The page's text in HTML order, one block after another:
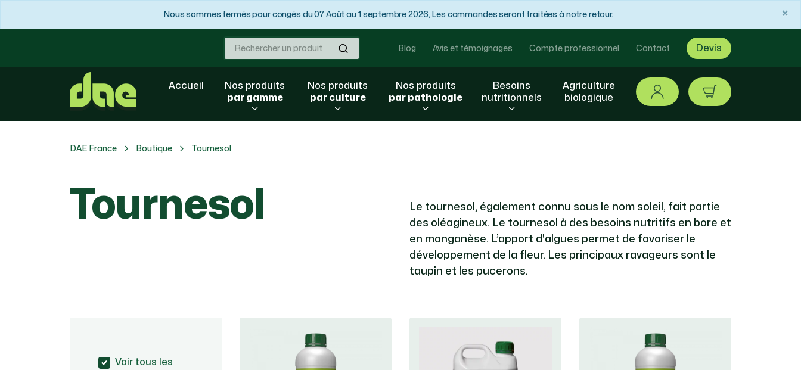
Nous sommes fermés pour congés du 07 Août au 1 septembre 2026, Les commandes seront traitées à notre retour. ×
Blog Avis et témoignages Compte professionnel Contact Devis
Accueil
Nos produits
par gamme
Nos produits
par culture
Nos produits
par pathologie
Besoins
nutritionnels
Agriculture
biologique
Se connecterarticle / 0,00 €
DAE France Boutique Tournesol
Tournesol
Le tournesol, également connu sous le nom soleil, fait partie
des oléagineux. Le tournesol à des besoins nutritifs en bore et
en manganèse. L’apport d'algues permet de favoriser le
développement de la fleur. Les principaux ravageurs sont le
taupin et les pucerons.
Voir tous les